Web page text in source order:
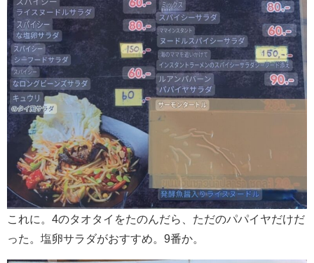
これに。4のタオタイをたのんだら、ただのパパイヤだけだ
った。塩卵サラダがおすすめ。9番か。